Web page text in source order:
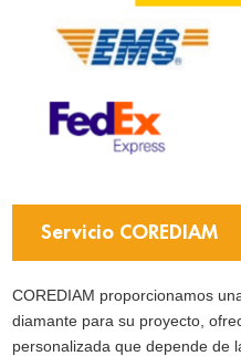
Servicio COREDIAM
COREDIAM proporcionamos
diamante para su proyecto,
personalizada que depende de